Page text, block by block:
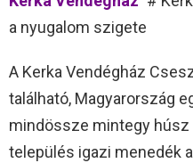
a nyugalom szigete
A Kerka Vendégház
található, Magyarország
mindössze mintegy húsz
település igazi menedék